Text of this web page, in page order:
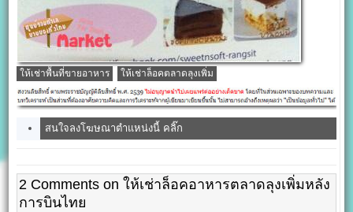
ให้เช่าพื้นที่ขายอาหาร ให้เช่าล็อคตลาดลุงเพิ่ม
สนใจลงโฆษณาตำแหน่งนี้ คลิ๊ก
2 Comments on ให้เช่าล็อคอาหารตลาดลุงเพิ่มหลัง
การบินไทย